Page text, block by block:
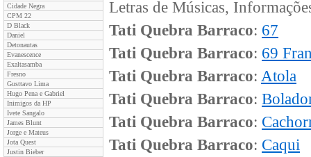
Cidade Negra
CPM 22
D Black
Daniel
Detonautas
Evanescence
Exaltasamba
Fresno
Gusttavo Lima
Hugo Pena e Gabriel
Inimigos da HP
Ivete Sangalo
James Blunt
Jorge e Mateus
Jota Quest
Justin Bieber
Letras de Músicas,
Tati Quebra Barraco: 67
Tati Quebra Barraco: 69
Tati Quebra Barraco: Atola
Tati Quebra Barraco:
Tati Quebra Barraco:
Tati Quebra Barraco: Caqui